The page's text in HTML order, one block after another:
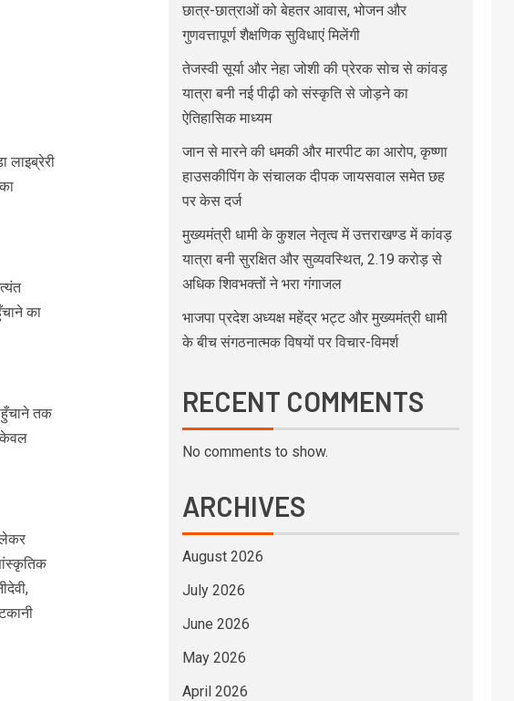
लाइब्रेरी
का
तक
केवल
लेकर
छात्र-छात्राओं को बेहतर आवास, भोजन और
गुणवत्तापूर्ण शैक्षणिक सुविधाएं मिलेंगी
तेजस्वी सूर्या और नेहा जोशी की प्रेरक सोच से कांवड़
यात्रा बनी नई पीढ़ी को संस्कृति से जोड़ने का
ऐतिहासिक माध्यम
जान से मारने की धमकी और मारपीट का आरोप, कृष्णा
हाउसकीपिंग के संचालक दीपक जायसवाल समेत छह
पर केस दर्ज
मुख्यमंत्री धामी के कुशल नेतृत्व में उत्तराखण्ड में कांवड़
यात्रा बनी सुरक्षित और सुव्यवस्थित, 2.19 करोड़ से
अधिक शिवभक्तों ने भरा गंगाजल
भाजपा प्रदेश अध्यक्ष महेंद्र भट्ट और मुख्यमंत्री धामी
के बीच संगठनात्मक विषयों पर विचार-विमर्श
RECENT COMMENTS
No comments to show.
ARCHIVES
August 2026
July 2026
June 2026
May 2026
April 2026